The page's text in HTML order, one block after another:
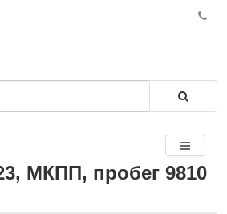
МКПП, пробег 9810